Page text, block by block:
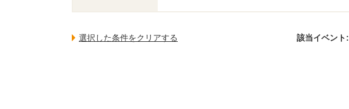
該当イベント: